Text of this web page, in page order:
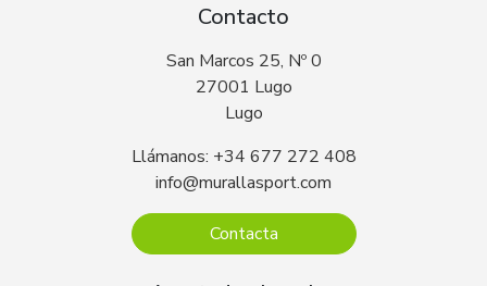
Contacto
San Marcos 25, Nº 0
27001 Lugo
Lugo
Llámanos: +34 677 272 408
info@murallasport.com
Contacta